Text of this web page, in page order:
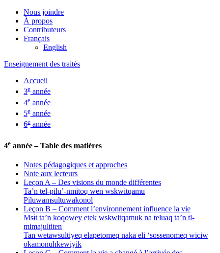
Nous joindre
À propos
Contributeurs
Français
English
Enseignement des traités
Accueil
3e année
4e année
5e année
6e année
4e année – Table des matières
Notes pédagogiques et approches
Note aux lecteurs
Leçon A – Des visions du monde différentes
Ta’n tel-pilu’-nmitoq wen wskwitqamu
Piluwamsultuwakonol
Leçon B – Comment l’environnement influence la vie
Msɨt ta’n koqowey etek wskwitqamuk na teluaq ta’n tl-
mimajultiten
Tan wetawsultiyeq elapetomeq naka eli ‘sossenomeq wiciw
okamonuhkewiyik